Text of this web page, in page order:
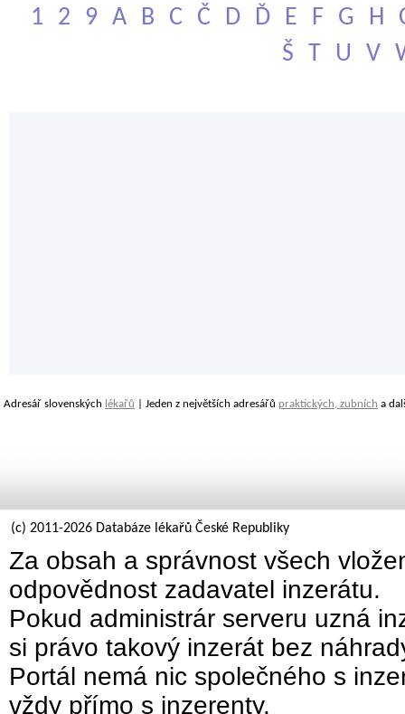
1 2 9 A B C Č D Ď E F G H
Š
T U V
Adresář slovenských lékařů | Jeden z největších adresářů praktických, zubních a
(c) 2011-2026 Databáze lékařů České Republiky
Za obsah a správnost všech
odpovědnost zadavatel inzerátu.
Pokud administrár serveru uzná
si právo takový inzerát bez
Portál nemá nic společného s
vždy přímo s inzerenty.